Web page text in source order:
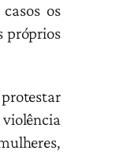
os
próprios